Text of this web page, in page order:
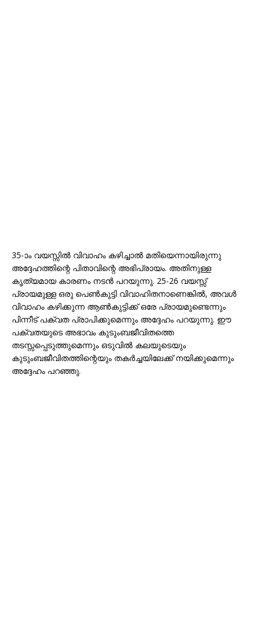
35-ാം വയസ്സിൽ വിവാഹം കഴിച്ചാൽ മതിയെന്നായിരുന്നു
അദ്ദേഹത്തിന്റെ പിതാവിന്റെ അഭിപ്രായം. അതിനുള്ള
കൃത്യമായ കാരണം നടൻ പറയുന്നു. 25-26 വയസ്സ്
പ്രായമുള്ള ഒരു പെൺകുട്ടി വിവാഹിതനാണെങ്കിൽ, അവൾ
വിവാഹം കഴിക്കുന്ന ആൺകുട്ടിക്ക് ഒരേ പ്രായമുണ്ടെന്നും
പിന്നീട് പക്വത പ്രാപിക്കുമെന്നും അദ്ദേഹം പറയുന്നു. ഈ
പക്വതയുടെ അഭാവം കുടുംബജീവിതത്തെ
തടസ്സപ്പെടുത്തുമെന്നും ഒടുവിൽ കലയുടെയും
കുടുംബജീവിതത്തിന്റെയും തകർച്ചയിലേക്ക് നയിക്കുമെന്നും
അദ്ദേഹം പറഞ്ഞു.